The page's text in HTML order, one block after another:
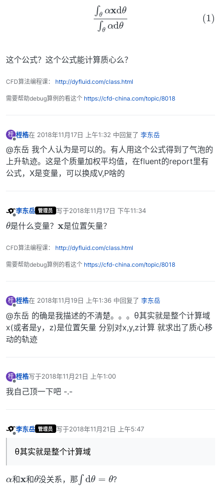
αxdθ∫θ
这个公式？这个公式能计算质心么？
CFD算法编程课： http://dyfluid.com/class.html
需要帮助debug算例的看这个 https://cfd-china.com/topic/8018
桎
离线
桎梏在 2018年11月17日 上午1:32 中回复了 李东岳
最后由 编辑
@东岳 我个人认为是可以的。有人用这个公式得到了气泡的
上升轨迹。这是个质量加权平均值，在fluent的report里有
公式，X是变量，可以换成V,P啥的
李东岳 管理员 写于2018年11月17日 下午11:34
最后由 编辑
θ
是什么变量？
x
是位置矢量？
CFD算法编程课： http://dyfluid.com/class.html
需要帮助debug算例的看这个 https://cfd-china.com/topic/8018
桎 桎梏在 2018年11月19日 上午1:36 中回复了 李东岳
最后由 编辑
@东岳 的确是我描述的不清楚。。。θ其实就是整个计算域
x(或者是y，z)是位置矢量 分别对x,y,z计算 就求出了质心移
动的轨迹
桎 桎梏写于2018年11月21日 上午1:00
最后由 编辑
我自己顶一下吧 -.-
李东岳 管理员 写于2018年11月21日 上午5:47
最后由 编辑
θ其实就是整个计算域
α
和 和 没关系，那 ∫dθ θ?